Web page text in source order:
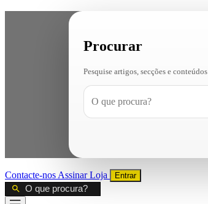
Procurar
Pesquise artigos, secções e conteúdos
Contacte-nos AssinarLoja Entrar